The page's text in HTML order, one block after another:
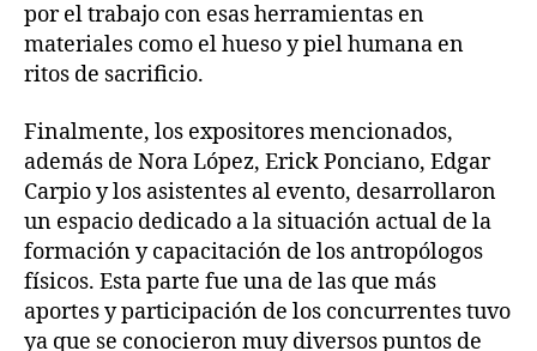
por el trabajo con esas herramientas en
materiales como el hueso y piel humana en
ritos de sacrificio.
Finalmente, los expositores mencionados,
además de Nora López, Erick Ponciano, Edgar
Carpio y los asistentes al evento, desarrollaron
un espacio dedicado a la situación actual de la
formación y capacitación de los antropólogos
físicos. Esta parte fue una de las que más
aportes y participación de los concurrentes tuvo
ya que se conocieron muy diversos puntos de